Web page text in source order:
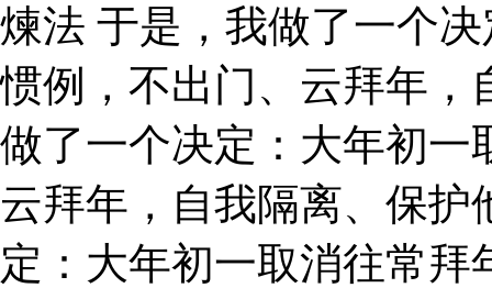
煉法 于是，我做了一个
惯例，不出门、云拜年，
做了一个决定：大年初一
云拜年，自我隔离、保护
定：大年初一取消往常